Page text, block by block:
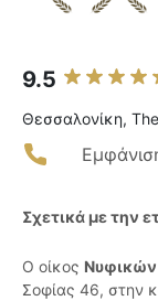
9.5
Θεσσαλονίκη,
Σχετικά με την
Ο οίκος
Σοφίας 46, στην